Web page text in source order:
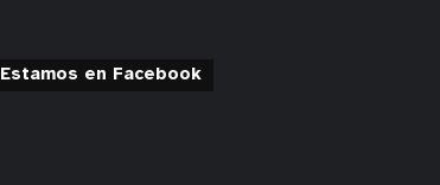
Estamos en Facebook